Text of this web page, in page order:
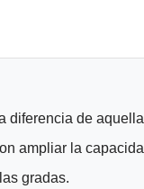
diferencia de
ampliar la
gradas.